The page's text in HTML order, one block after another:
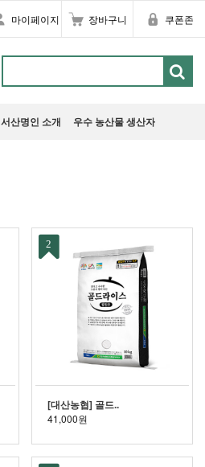
마이페이지 장바구니 쿠폰존
서산명인 소개 우수 농산물 생산자
[대산농협] 골드..
41,000원
2